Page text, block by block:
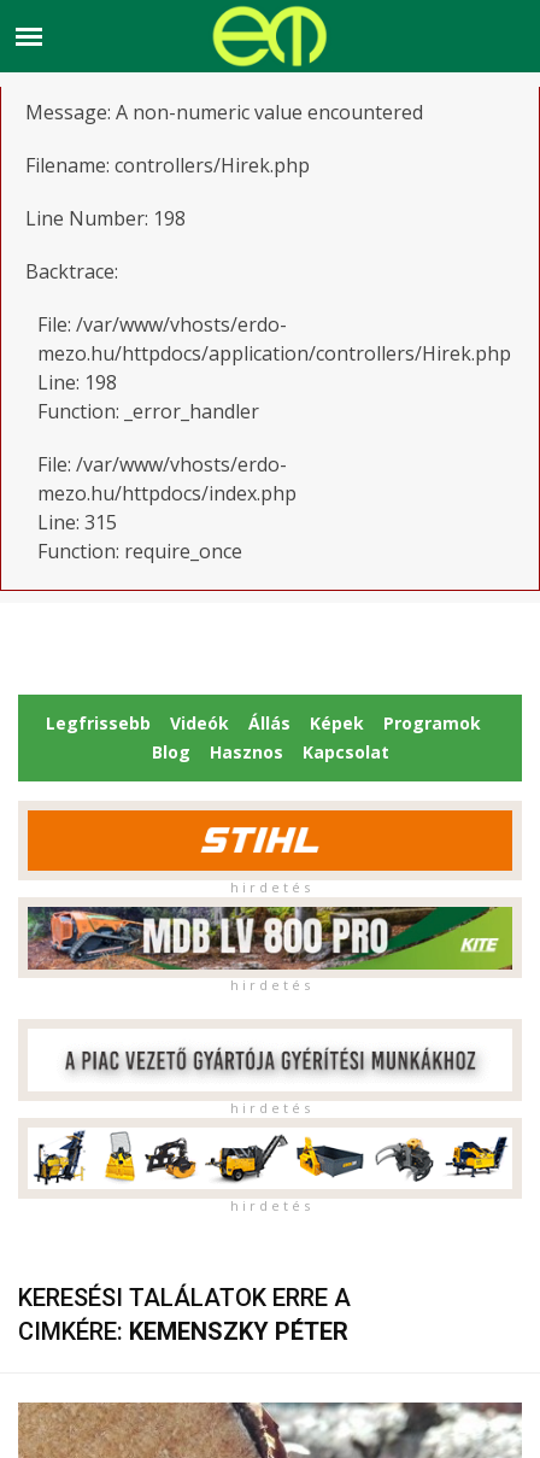
A PHP Error was encountered
Message: A non-numeric value encountered
Filename: controllers/Hirek.php
Line Number: 198
Backtrace:
File: /var/www/vhosts/erdo-
mezo.hu/httpdocs/application/controllers/Hirek.php
Line: 198
Function: _error_handler
File: /var/www/vhosts/erdo-
mezo.hu/httpdocs/index.php
Line: 315
Function: require_once
Legfrissebb Videók Állás Képek
Programok
Blog
Hasznos Kapcsolat
h i r d e t é s
h i r d e t é s
h i r d e t é s
h i r d e t é s
KERESÉSI TALÁLATOK ERRE A
CIMKÉRE: KEMENSZKY PÉTER